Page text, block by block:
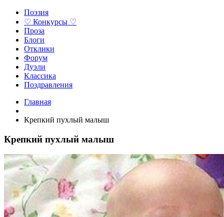
Поэзия
♡ Конкурсы ♡
Проза
Блоги
Отклики
Форум
Дуэли
Классика
Поздравления
Главная
Крепкий пухлый малыш
Крепкий пухлый малыш